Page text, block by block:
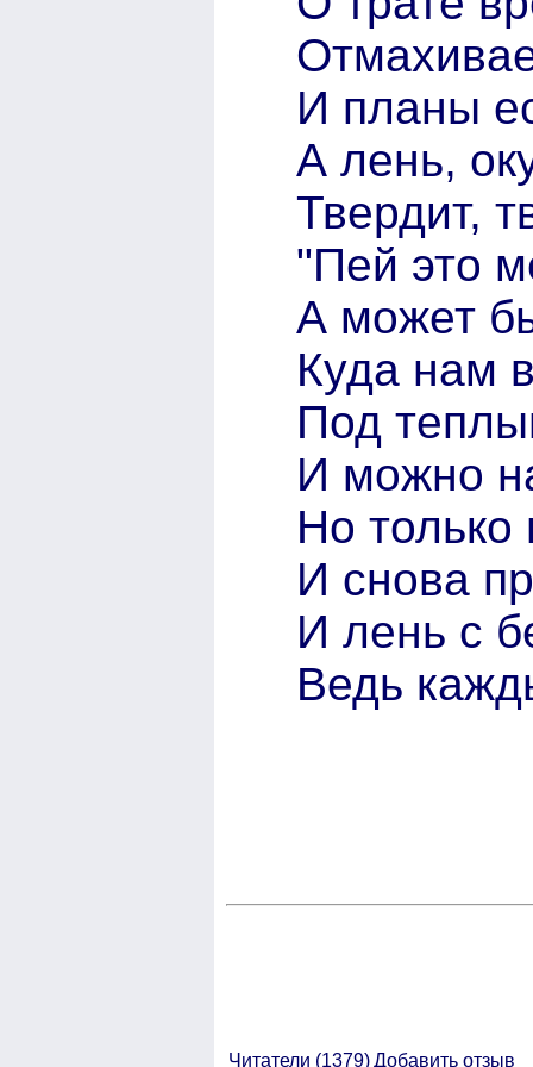
И планы
А лень,
Твердит,
"Пей это
А может
Куда нам
Под
И можно
Но только
И снова
И лень с
Ведь
Читатели (1379)Добавить отзыв